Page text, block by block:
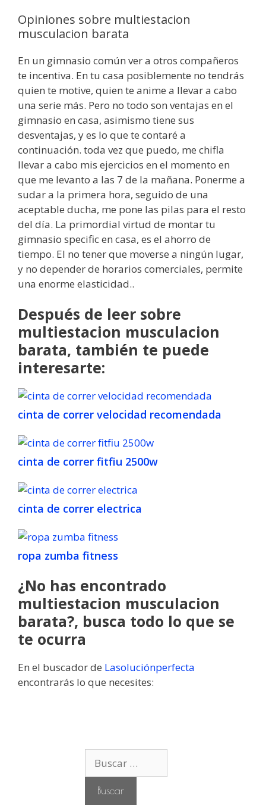
Opiniones sobre multiestacion
musculacion barata
En un gimnasio común ver a otros compañeros
te incentiva. En tu casa posiblemente no tendrás
quien te motive, quien te anime a llevar a cabo
una serie más. Pero no todo son ventajas en el
gimnasio en casa, asimismo tiene sus
desventajas, y es lo que te contaré a
continuación. toda vez que puedo, me chifla
llevar a cabo mis ejercicios en el momento en
que me levanto a las 7 de la mañana. Ponerme a
sudar a la primera hora, seguido de una
aceptable ducha, me pone las pilas para el resto
del día. ​La primordial virtud de montar tu
gimnasio specific en casa, es el ahorro de
tiempo. El no tener que moverse a ningún lugar,
y no depender de horarios comerciales, permite
una enorme elasticidad..
Después de leer sobre
multiestacion musculacion
barata, también te puede
interesarte:
cinta de correr velocidad recomendada
cinta de correr fitfiu 2500w
cinta de correr electrica
ropa zumba fitness
¿No has encontrado
multiestacion musculacion
barata?, busca todo lo que se
te ocurra
En el buscador de Lasoluciónperfecta
encontrarás lo que necesites: